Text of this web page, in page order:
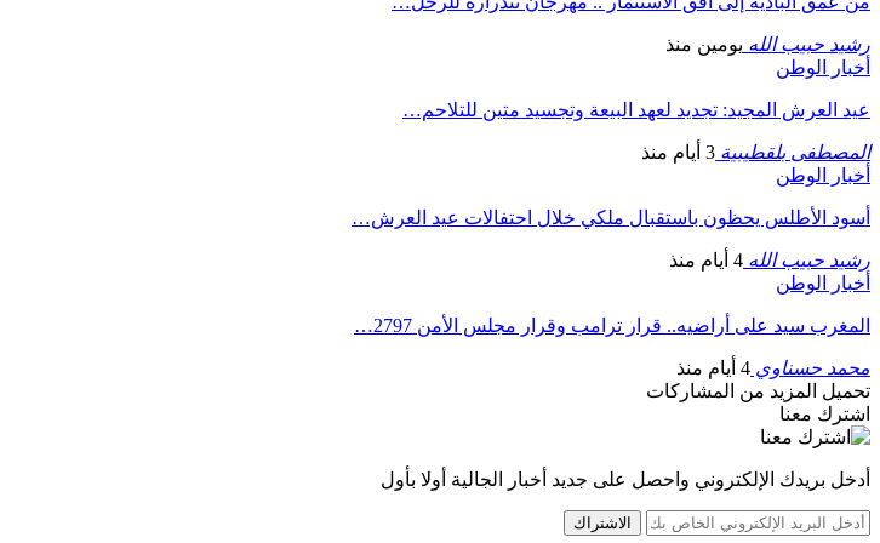
رشيد حبيب الله يومين منذ
أخبار الوطن
عيد العرش المجيد: تجديد لعهد البيعة وتجسيد متين للتلاحم…
المصطفى بلقطيبية 3 أيام منذ
أخبار الوطن
أسود الأطلس يحظون باستقبال ملكي خلال احتفالات عيد العرش…
رشيد حبيب الله 4 أيام منذ
أخبار الوطن
المغرب سيد على أراضيه.. قرار ترامب وقرار مجلس الأمن 2797…
محمد حسناوي 4 أيام منذ
تحميل المزيد من المشاركات
اشترك معنا
أدخل بريدك الإلكتروني واحصل على جديد أخبار الجالية أولا بأول
الاشتراك